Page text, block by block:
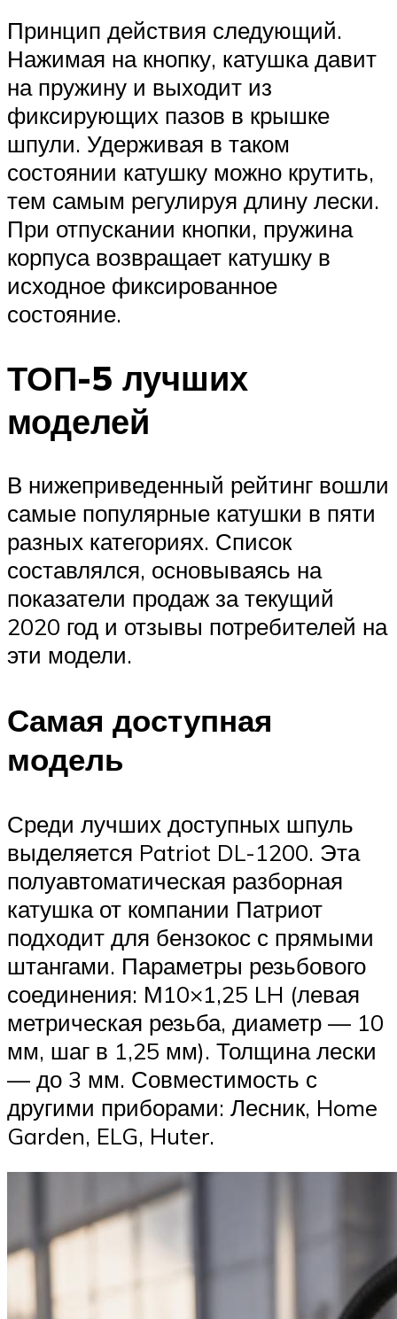
Принцип действия следующий.
Нажимая на кнопку, катушка давит
на пружину и выходит из
фиксирующих пазов в крышке
шпули. Удерживая в таком
состоянии катушку можно крутить,
тем самым регулируя длину лески.
При отпускании кнопки, пружина
корпуса возвращает катушку в
исходное фиксированное
состояние.
ТОП-5 лучших
моделей
В нижеприведенный рейтинг вошли
самые популярные катушки в пяти
разных категориях. Список
составлялся, основываясь на
показатели продаж за текущий
2020 год и отзывы потребителей на
эти модели.
Самая доступная
модель
Среди лучших доступных шпуль
выделяется Patriot DL-1200. Эта
полуавтоматическая разборная
катушка от компании Патриот
подходит для бензокос с прямыми
штангами. Параметры резьбового
соединения: М10×1,25 LH (левая
метрическая резьба, диаметр — 10
мм, шаг в 1,25 мм). Толщина лески
— до 3 мм. Совместимость с
другими приборами: Лесник, Home
Garden, ELG, Huter.